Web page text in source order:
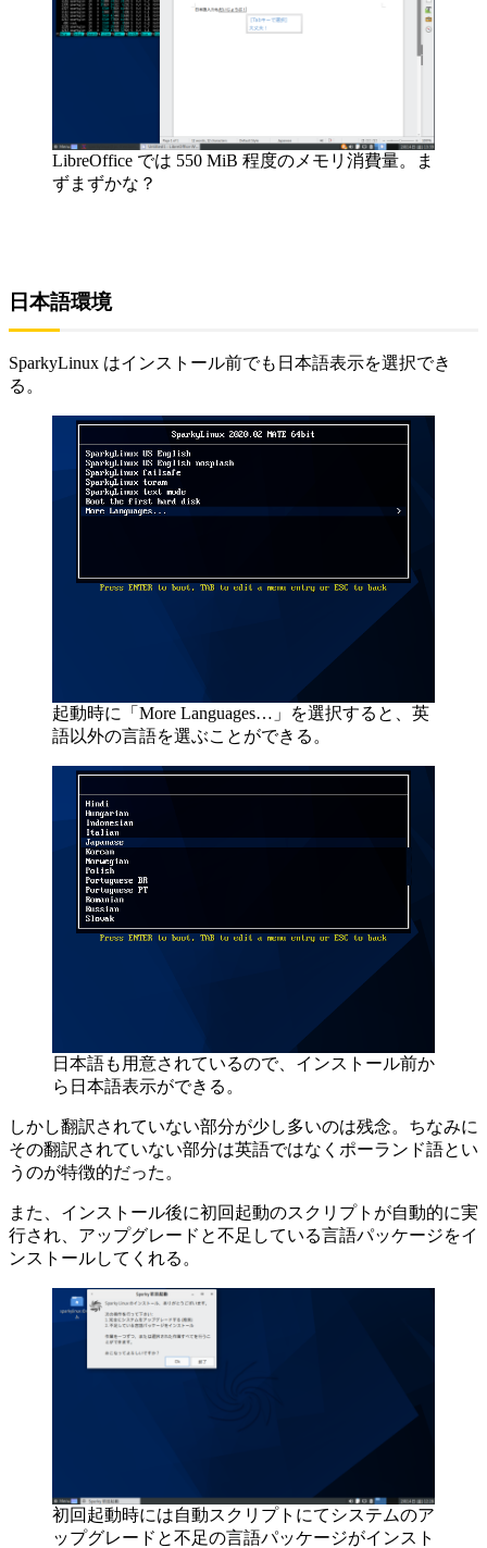
LibreOffice では 550 MiB 程度のメモリ消費量。ま
ずまずかな？
日本語環境
SparkyLinux はインストール前でも日本語表示を選択でき
る。
起動時に「More Languages…」を選択すると、英
語以外の言語を選ぶことができる。
日本語も用意されているので、インストール前か
ら日本語表示ができる。
しかし翻訳されていない部分が少し多いのは残念。ちなみに
その翻訳されていない部分は英語ではなくポーランド語とい
うのが特徴的だった。
また、インストール後に初回起動のスクリプトが自動的に実
行され、アップグレードと不足している言語パッケージをイ
ンストールしてくれる。
初回起動時には自動スクリプトにてシステムのア
ップグレードと不足の言語パッケージがインスト